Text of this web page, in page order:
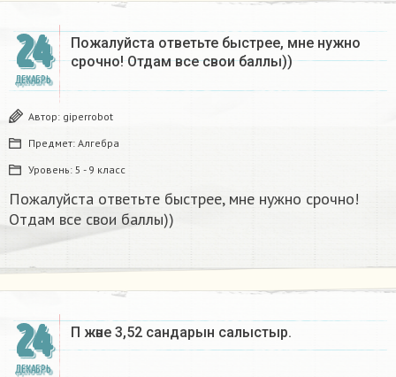
24
ДЕКАБРЬ
Пожалуйста ответьте быстрее, мне нужно
срочно! Отдам все свои баллы))
Автор: giperrobot
Предмет: Алгебра
Уровень: 5 - 9 класс
Пожалуйста ответьте быстрее, мне нужно срочно!
Отдам все свои баллы))
24
ДЕКАБРЬ
Π және 3,52 сандарын салыстыр. ​